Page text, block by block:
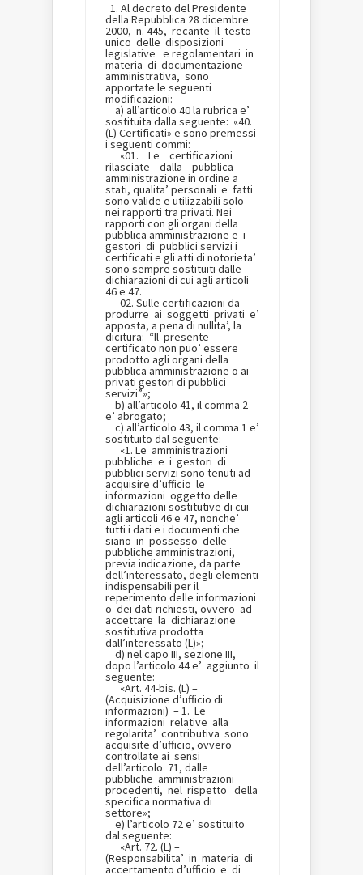
1. Al decreto del Presidente
della Repubblica 28 dicembre
2000, n. 445, recante il testo
unico delle disposizioni
legislative e regolamentari in
materia di documentazione
amministrativa, sono
apportate le seguenti
modificazioni:
a) all’articolo 40 la rubrica e’
sostituita dalla seguente: «40.
(L) Certificati» e sono premessi
i seguenti commi:
«01. Le certificazioni
rilasciate dalla pubblica
amministrazione in ordine a
stati, qualita’ personali e fatti
sono valide e utilizzabili solo
nei rapporti tra privati. Nei
rapporti con gli organi della
pubblica amministrazione e i
gestori di pubblici servizi i
certificati e gli atti di notorieta’
sono sempre sostituiti dalle
dichiarazioni di cui agli articoli
46 e 47.
02. Sulle certificazioni da
produrre ai soggetti privati e’
apposta, a pena di nullita’, la
dicitura: “Il presente
certificato non puo’ essere
prodotto agli organi della
pubblica amministrazione o ai
privati gestori di pubblici
servizi”»;
b) all’articolo 41, il comma 2
e’ abrogato;
c) all’articolo 43, il comma 1 e’
sostituito dal seguente:
«1. Le amministrazioni
pubbliche e i gestori di
pubblici servizi sono tenuti ad
acquisire d’ufficio le
informazioni oggetto delle
dichiarazioni sostitutive di cui
agli articoli 46 e 47, nonche’
tutti i dati e i documenti che
siano in possesso delle
pubbliche amministrazioni,
previa indicazione, da parte
dell’interessato, degli elementi
indispensabili per il
reperimento delle informazioni
o dei dati richiesti, ovvero ad
accettare la dichiarazione
sostitutiva prodotta
dall’interessato (L)»;
d) nel capo III, sezione III,
dopo l’articolo 44 e’ aggiunto il
seguente:
«Art. 44-bis. (L) –
(Acquisizione d’ufficio di
informazioni) – 1. Le
informazioni relative alla
regolarita’ contributiva sono
acquisite d’ufficio, ovvero
controllate ai sensi
dell’articolo 71, dalle
pubbliche amministrazioni
procedenti, nel rispetto della
specifica normativa di
settore»;
e) l’articolo 72 e’ sostituito
dal seguente:
«Art. 72. (L) –
(Responsabilita’ in materia di
accertamento d’ufficio e di